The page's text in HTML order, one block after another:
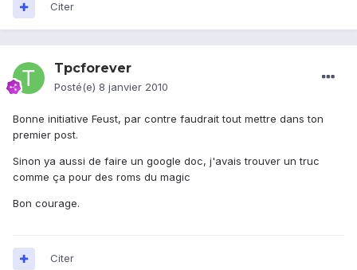
Citer
Tpcforever
Posté(e) 8 janvier 2010
Bonne initiative Feust, par contre faudrait tout mettre dans ton
premier post.
Sinon ya aussi de faire un google doc, j'avais trouver un truc
comme ça pour des roms du magic
Bon courage.
Citer